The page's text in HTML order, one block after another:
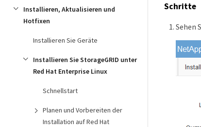
Installieren, Aktualisieren und
Hotfixen
Installieren Sie Geräte
Installieren Sie StorageGRID unter
Red Hat Enterprise Linux
Schnellstart
Planen und Vorbereiten der
Installation auf Red Hat
Schritte
Sehen